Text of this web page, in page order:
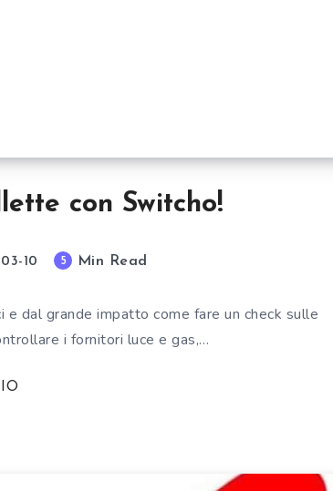
con Switcho!
10 5 Min Read
dal grande impatto come fare un check sulle
i fornitori luce e gas,…